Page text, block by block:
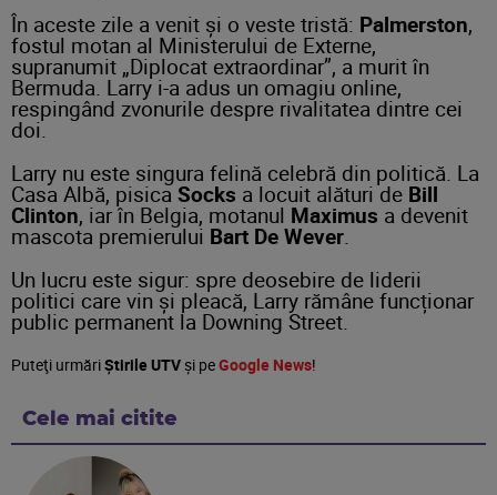
În aceste zile a venit și o veste tristă: Palmerston,
fostul motan al Ministerului de Externe,
supranumit „Diplocat extraordinar”, a murit în
Bermuda. Larry i-a adus un omagiu online,
respingând zvonurile despre rivalitatea dintre cei
doi.
Larry nu este singura felină celebră din politică. La
Casa Albă, pisicaSocks a locuit alături de Bill
Clinton, iar în Belgia, motanul Maximus a devenit
mascota premierului Bart De Wever
Un lucru este sigur: spre deosebire de liderii
politici care vin și pleacă, Larry rămâne funcționar
public permanent la Downing Street.
Puteţi urmăriȘtirile UTVşi peGoogle News!
Cele mai citite